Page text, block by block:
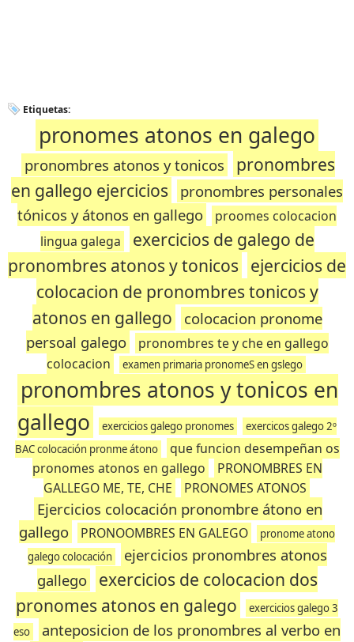
Etiquetas:
pronomes atonos en galego
pronombres atonos y tonicos
pronombres
en gallego ejercicios
pronombres personales
tónicos y átonos en gallego
proomes colocacion
lingua galega
exercicios de galego de
pronombres atonos y tonicos ejercicios de
colocacion de pronombres tonicos y
atonos en gallego
colocacion pronome
persoal galego
pronombres te y che en gallego
colocacion
examen primaria pronomeS en gslego
pronombres atonos y tonicos en
gallego
exercicios galego pronomes
exercicos galego 2º
BAC colocación pronme átono
que funcion desempeñan os
pronomes atonos en gallego
PRONOMBRES EN
GALLEGO ME, TE, CHE
PRONOMES ATONOS
Ejercicios colocación pronombre átono en
gallego
PRONOOMBRES EN GALEGO
pronome atono
galego colocación
ejercicios pronombres atonos
gallego
exercicios de colocacion dos
pronomes atonos en galego
exercicios galego 3
eso
anteposicion de los pronombres al verbo en